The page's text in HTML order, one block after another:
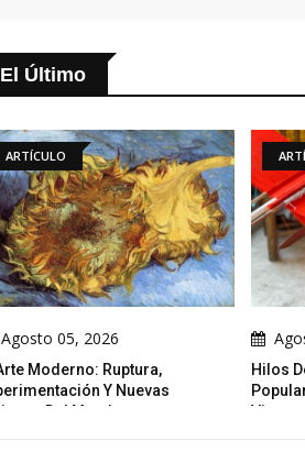
El Último
ARTÍCULO
Agosto 05, 2026
Hilos De Resistencia: El Arte
Popular Indígena Como Narrativa
Viva